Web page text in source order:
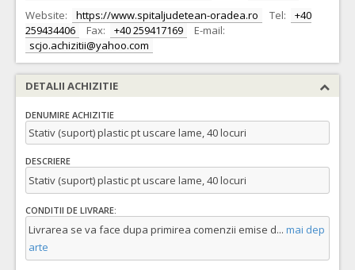
Website:
https://www.spitaljudetean-oradea.ro Tel:
+40
259434406
Fax: +40 259417169
E-mail:
scjo.achizitii@yahoo.com
DETALII ACHIZITIE
DENUMIRE ACHIZITIE
Stativ (suport) plastic pt uscare lame, 40 locuri
DESCRIERE
Stativ (suport) plastic pt uscare lame, 40 locuri
CONDITII DE LIVRARE:
Livrarea se va face dupa primirea comenzii emise d... mai dep
arte